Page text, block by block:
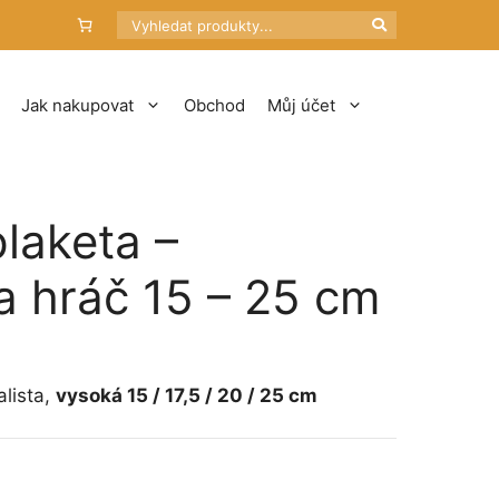
Hledat
Jak nakupovat Obchod Můj účet
–
hráč 15 – 25 cm
vysoká 15 / 17,5 / 20 / 25 cm